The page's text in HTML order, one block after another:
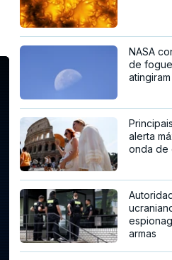
NASA
de
alerta
onda de
armas